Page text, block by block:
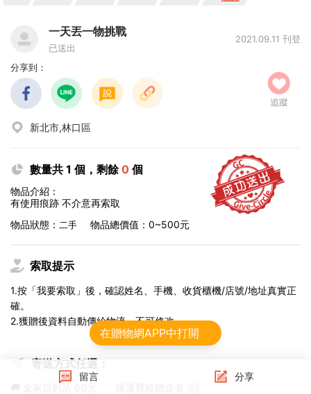
一天丟一物挑戰
已送出
2021.09.11 刊登
分享到：
追蹤
新北市,林口區
數量共 1 個，剩餘0 個
物品介紹：
有使用痕跡 不介意再索取
物品狀態： 二手 物品總價值：0~500元
索取提示
1.按「我要索取」後，確認姓名、手機、收貨櫃機/店號/地址真實正
確。
2.獲贈後資料自動傳給物流，不可修改。
寄送方式任選：
留言 分享
在贈物網APP中打開